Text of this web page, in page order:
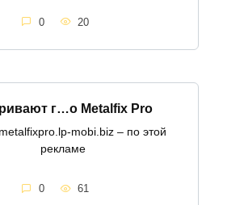
0 20
г…о Metalfix Pro
mobi.biz – по этой
рекламе
0 61